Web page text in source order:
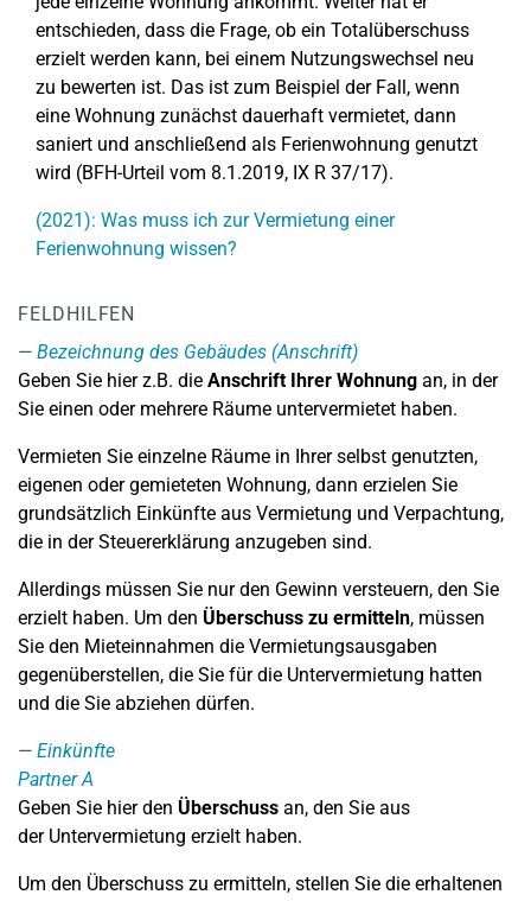
entschieden, dass die Frage, ob ein Totalüberschuss
erzielt werden kann, bei einem Nutzungswechsel neu
zu bewerten ist. Das ist zum Beispiel der Fall, wenn
eine Wohnung zunächst dauerhaft vermietet, dann
saniert und anschließend als Ferienwohnung genutzt
wird (BFH-Urteil vom 8.1.2019, IX R 37/17).
(2021): Was muss ich zur Vermietung einer
Ferienwohnung wissen?
FELDHILFEN
Bezeichnung des Gebäudes (Anschrift)
Geben Sie hier z.B. die Anschrift Ihrer Wohnung an, in der
Sie einen oder mehrere Räume untervermietet haben.
Vermieten Sie einzelne Räume in Ihrer selbst genutzten,
eigenen oder gemieteten Wohnung, dann erzielen Sie
grundsätzlich Einkünfte aus Vermietung und Verpachtung,
die in der Steuererklärung anzugeben sind.
Allerdings müssen Sie nur den Gewinn versteuern, den Sie
erzielt haben. Um den Überschuss zu ermitteln, müssen
Sie den Mieteinnahmen die Vermietungsausgaben
gegenüberstellen, die Sie für die Untervermietung hatten
und die Sie abziehen dürfen.
Einkünfte
Partner A
Geben Sie hier den Überschuss an, den Sie aus
der Untervermietung erzielt haben.
Um den Überschuss zu ermitteln, stellen Sie die erhaltenen